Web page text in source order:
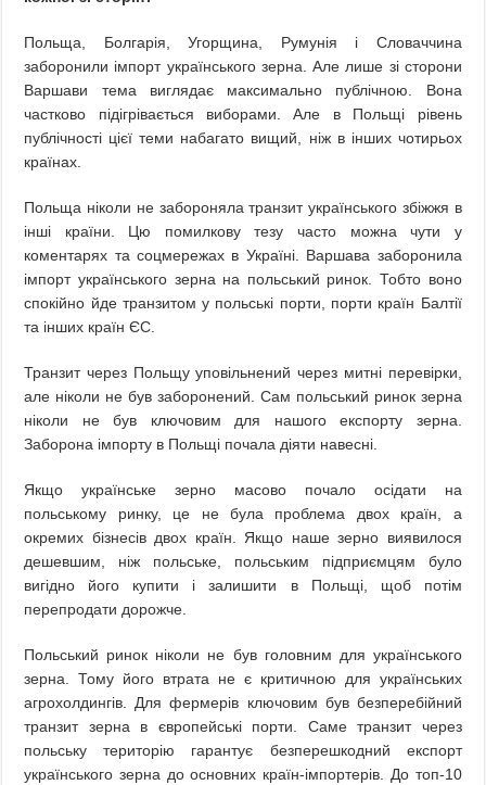
Польща, Болгарія, Угорщина, Румунія і Словаччина
заборонили імпорт українського зерна. Але лише зі сторони
Варшави тема виглядає максимально публічною. Вона
частково підігрівається виборами. Але в Польщі рівень
публічності цієї теми набагато вищий, ніж в інших чотирьох
країнах.
Польща ніколи не забороняла транзит українського збіжжя в
інші країни. Цю помилкову тезу часто можна чути у
коментарях та соцмережах в Україні. Варшава заборонила
імпорт українського зерна на польський ринок. Тобто воно
спокійно йде транзитом у польські порти, порти країн Балтії
та інших країн ЄС.
Транзит через Польщу уповільнений через митні перевірки,
але ніколи не був заборонений. Сам польський ринок зерна
ніколи не був ключовим для нашого експорту зерна.
Заборона імпорту в Польщі почала діяти навесні.
Якщо українське зерно масово почало осідати на
польському ринку, це не була проблема двох країн, а
окремих бізнесів двох країн. Якщо наше зерно виявилося
дешевшим, ніж польське, польським підприємцям було
вигідно його купити і залишити в Польщі, щоб потім
перепродати дорожче.
Польський ринок ніколи не був головним для українського
зерна. Тому його втрата не є критичною для українських
агрохолдингів. Для фермерів ключовим був безперебійний
транзит зерна в європейські порти. Саме транзит через
польську територію гарантує безперешкодний експорт
українського зерна до основних країн-імпортерів. До топ-10